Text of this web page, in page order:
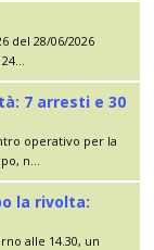
del 28/06/2026
7 arresti e 30
operativo per la
n...
la rivolta:
alle 14.30, un